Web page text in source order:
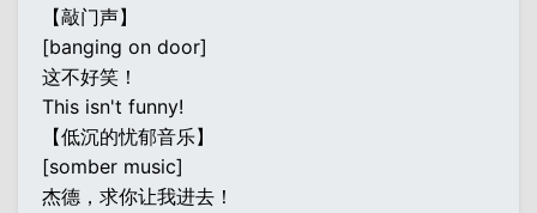
【敲门声】
[banging on door]
这不好笑！
This isn't funny!
【低沉的忧郁音乐】
[somber music]
杰德，求你让我进去！